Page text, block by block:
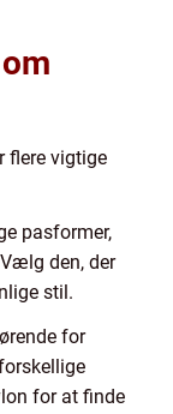
flere vigtige
pasformer,
den, der
stil.
for
for at finde